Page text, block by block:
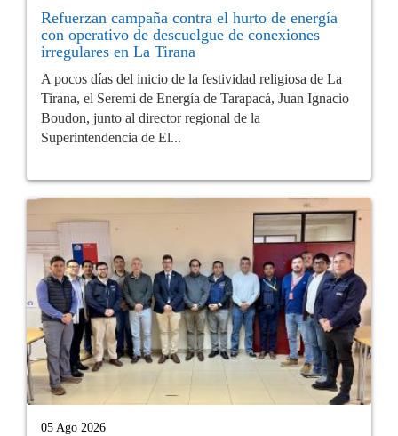
Refuerzan campaña contra el hurto de energía
con operativo de descuelgue de conexiones
irregulares en La Tirana
A pocos días del inicio de la festividad religiosa de La
Tirana, el Seremi de Energía de Tarapacá, Juan Ignacio
Boudon, junto al director regional de la
Superintendencia de El...
05 Ago 2026